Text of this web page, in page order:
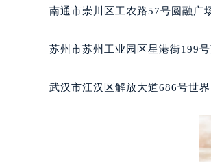
内蒙古自治区包
内蒙古自治区鄂
内蒙古自治区通
内蒙古自治区乌
内蒙古自治区锡
内蒙古自治区兴
南通市崇川区工农路57号圆融广
苏州市苏州工业园区星港街199
武汉市江汉区解放大道686号世